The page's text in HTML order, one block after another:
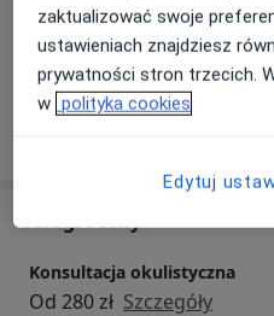
Usługi i ceny
Konsultacja okulistyczna
Od 280 zł Szczegóły
zaktualizować swoje
ustawieniach znajdziesz
prywatności stron trzecich.
w polityka cookies
Edytuj